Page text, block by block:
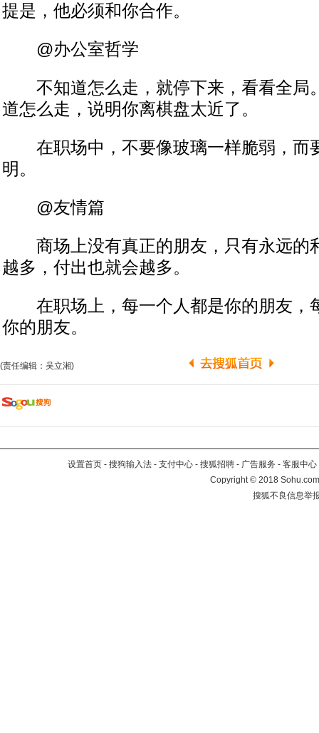
提是，他必须和你合作。
@办公室哲学
不知道怎么走，就停下来，看看全局
道怎么走，说明你离棋盘太近了。
在职场中，不要像玻璃一样脆弱，而
明。
@友情篇
商场上没有真正的朋友，只有永远的
越多，付出也就会越多。
在职场上，每一个人都是你的朋友，
你的朋友。
(责任编辑：吴立湘)
设置首页 - 搜狗输入法 - 支付中心 - 搜狐招聘 - 广告服务 - 客服中心
Copyright©2018
搜狐不良信息举